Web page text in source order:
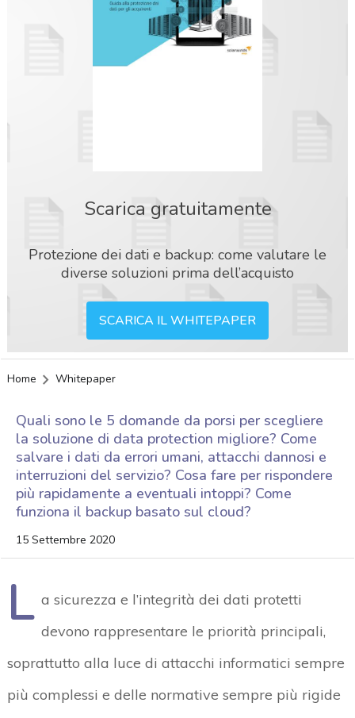
Scarica gratuitamente
Protezione dei dati e backup: come valutare le
diverse soluzioni prima dell’acquisto
SCARICA IL WHITEPAPER
Home Whitepaper
Quali sono le 5 domande da porsi per scegliere
la soluzione di data protection migliore? Come
salvare i dati da errori umani, attacchi dannosi e
interruzioni del servizio? Cosa fare per rispondere
più rapidamente a eventuali intoppi? Come
funziona il backup basato sul cloud?
15 Settembre 2020
L a sicurezza e l’integrità dei dati protetti
devono rappresentare le priorità principali,
soprattutto alla luce di attacchi informatici sempre
più complessi e delle normative sempre più rigide